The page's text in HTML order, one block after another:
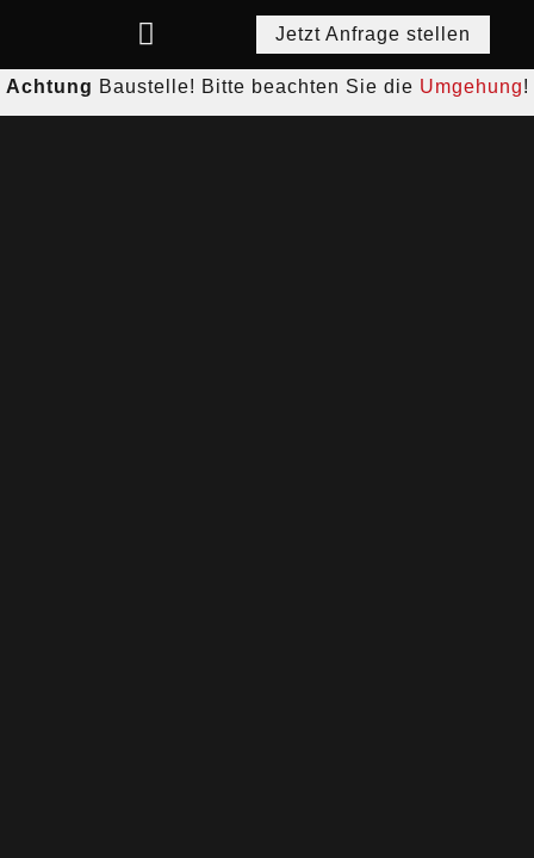
Jetzt Anfrage stellen
Achtung Baustelle! Bitte beachten Sie die Umgehung!